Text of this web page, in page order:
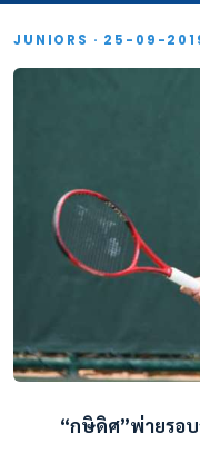
JUNIORS · 25-09-
“กษิดิศ”พ่ายรอ